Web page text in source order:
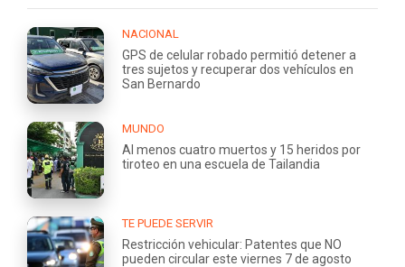
NACIONAL
GPS de celular robado permitió detener a
tres sujetos y recuperar dos vehículos en
San Bernardo
MUNDO
Al menos cuatro muertos y 15 heridos por
tiroteo en una escuela de Tailandia
TE PUEDE SERVIR
Restricción vehicular: Patentes que NO
pueden circular este viernes 7 de agosto